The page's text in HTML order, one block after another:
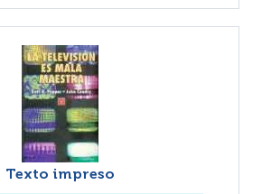
Texto impreso